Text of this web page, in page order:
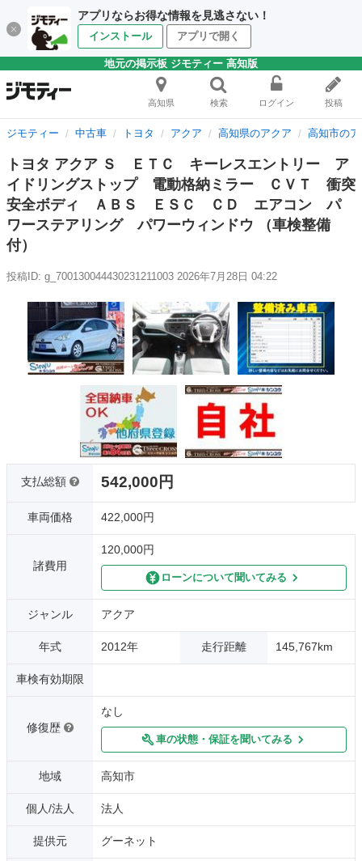
アプリならお得な情報を見逃さない！
インストール アプリで開く
地元の掲示板 ジモティー 高知版
高知県 検索 ログイン 投稿
ジモティー 中古車 トヨタ アクア 高知県のアクア 高知市の
トヨタ アクア Ｓ ＥＴＣ キーレスエントリー ア
イドリングストップ 電動格納ミラー ＣＶＴ 衝突
安全ボディ ＡＢＳ ＥＳＣ ＣＤ エアコン パ
ワーステアリング パワーウィンドウ （車検整備
付）
投稿ID: g_700130044430231211003 2026年7月28日 04:22
支払総額 542,000円
車両価格 422,000円
諸費用
120,000円
ローンについて聞いてみる
ジャンル アクア
年式 2012年 走行距離 145,767km
車検有効期限
修復歴
なし
車の状態・保証を聞いてみる
地域 高知市
個人/法人 法人
提供元 グーネット